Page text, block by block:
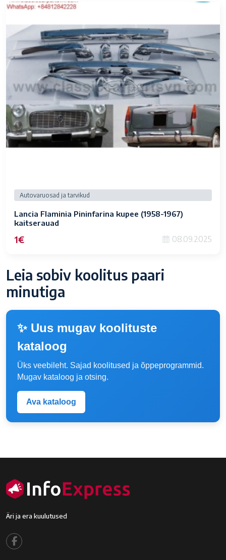
Autovaruosad ja tarvikud
Lancia Flaminia Pininfarina kupee (1958-1967)
kaitserauad
1€ 08.09.2025
Leia sobiv koolitus paari
minutiga
✨ Uus mugav koolituste
kataloog
Üks veebileht. Sajad koolitused ja õppeprogrammid.
Mugav kataloog ja otsing.
Ava kataloog
Äri ja era kuulutused